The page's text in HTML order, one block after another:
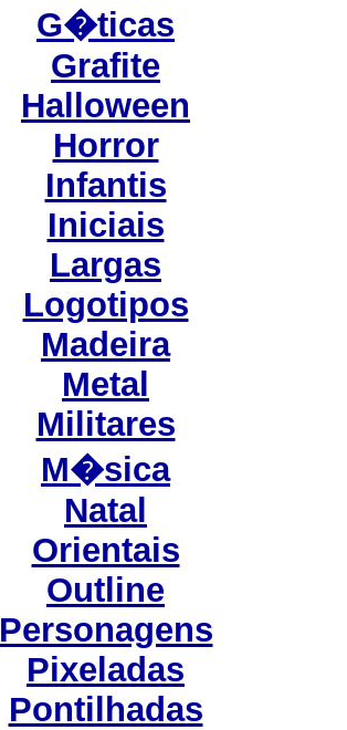
G�ticas
Grafite
Halloween
Horror
Infantis
Iniciais
Largas
Logotipos
Madeira
Metal
Militares
M�sica
Natal
Orientais
Outline
Personagens
Pixeladas
Pontilhadas